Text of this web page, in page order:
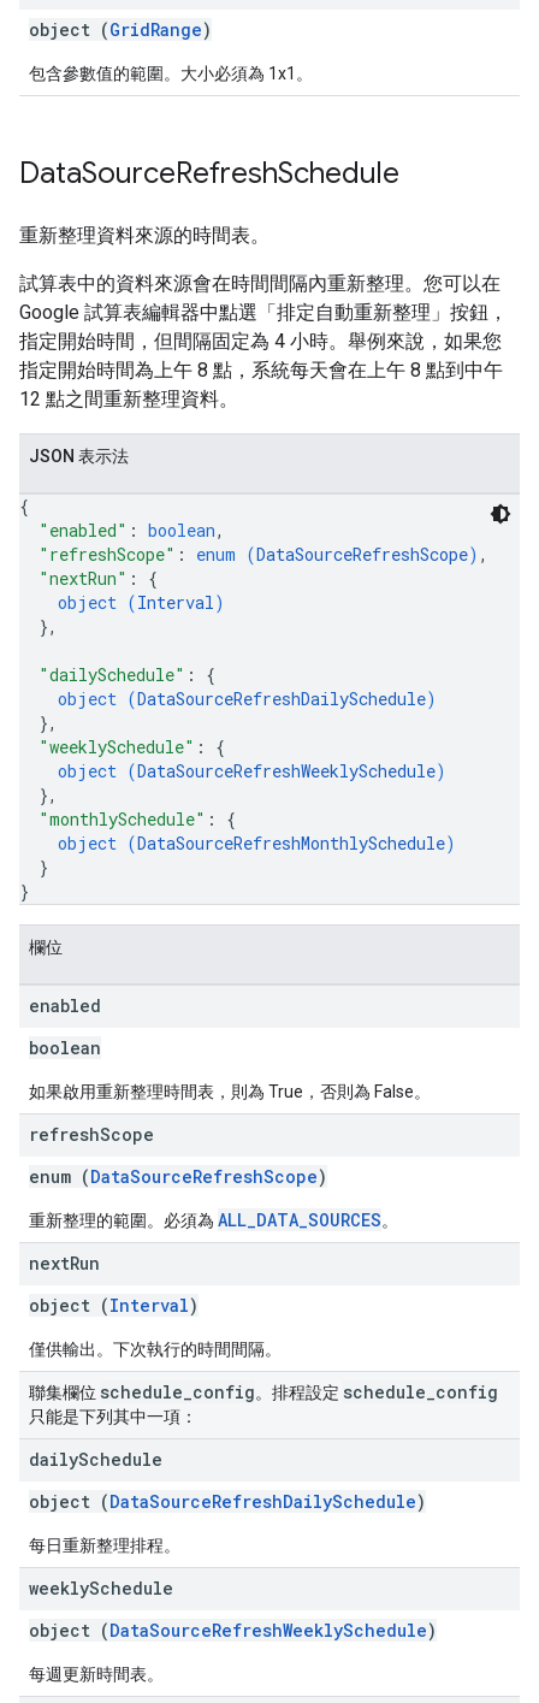
object (GridRange)
包含參數值的範圍。大小必須為 1x1。
DataSourceRefreshSchedule
重新整理資料來源的時間表。
試算表中的資料來源會在時間間隔內重新整理。您可以在
Google 試算表編輯器中點選「排定自動重新整理」按鈕，
指定開始時間，但間隔固定為 4 小時。舉例來說，如果您
指定開始時間為上午 8 點，系統每天會在上午 8 點到中午
12 點之間重新整理資料。
JSON 表示法
{
"enabled" : boolean,
"refreshScope" : enum (DataSourceRefreshScope) ,
"nextRun" : {
object (Interval)
},
"dailySchedule" : {
object (DataSourceRefreshDailySchedule)
},
"weeklySchedule" : {
object (DataSourceRefreshWeeklySchedule)
},
"monthlySchedule" : {
object (DataSourceRefreshMonthlySchedule)
}
}
欄位
enabled
boolean
如果啟用重新整理時間表，則為 True，否則為 False。
refreshScope
enum (DataSourceRefreshScope)
重新整理的範圍。必須為 ALL_DATA_SOURCES。
nextRun
object (Interval)
僅供輸出。下次執行的時間間隔。
聯集欄位 schedule config。排程設定 schedule config
只能是下列其中一項：
dailySchedule
object (DataSourceRefreshDailySchedule)
每日重新整理排程。
weeklySchedule
object (DataSourceRefreshWeeklySchedule)
每週更新時間表。